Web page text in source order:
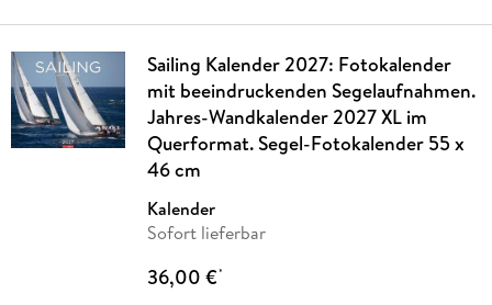
Sailing Kalender 2027: Fotokalender
mit beeindruckenden Segelaufnahmen.
Jahres-Wandkalender 2027 XL im
Querformat. Segel-Fotokalender 55 x
46 cm
Kalender
Sofort lieferbar
36,00 €*